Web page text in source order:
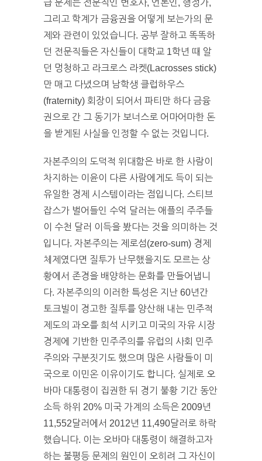
급 문제는 전문직인 변호사, 언론인, 행정가,
그리고 학계가 금융권을 어떻게 보는가의 문
제와 관련이 있었습니다. 공부 잘하고 똑똑하
던 전문직들은 자신들이 대학교 1학년 때 알
던 멍청하고 라크로스 라켓(Lacrosses stick)
만 매고 다녔으며 남학생 클럽하우스
(fraternity) 회장이 되어서 파티만 하다 금융
권으로 간 그 동기가 보너스로 어마어마한 돈
을 받게된 사실을 인정할 수 없는 것입니다.
자본주의의 도덕적 위대함은 바로 한 사람이
차지하는 이윤이 다른 사람에게도 득이 되는
유일한 경제 시스템이라는 점입니다. 스티브
잡스가 벌어들인 수억 달러는 애플의 주주들
이 수천 달러 이득을 봤다는 것을 의미하는 것
입니다. 자본주의는 제로섬(zero-sum) 경제
체제였다면 질투가 난무했을지도 모르는 상
황에서 존경을 배양하는 문화를 만들어냅니
다. 자본주의의 이러한 특성은 지난 60년간
토크빌이 경고한 질투를 양산해 내는 민주적
제도의 과오를 희석 시키고 미국의 자유 시장
경제에 기반한 민주주의를 유럽의 사회 민주
주의와 구분짓기도 했으며 많은 사람들이 미
국으로 이민온 이유이기도 합니다. 실제로 오
바마 대통령이 집권한 뒤 경기 불황 기간 동안
소득 하위 20% 미국 가계의 소득은 2009년
11,552달러에서 2012년 11,490달러로 하락
했습니다. 이는 오바마 대통령이 해결하고자
하는 불평등 문제의 원인이 오히려 그 자신이